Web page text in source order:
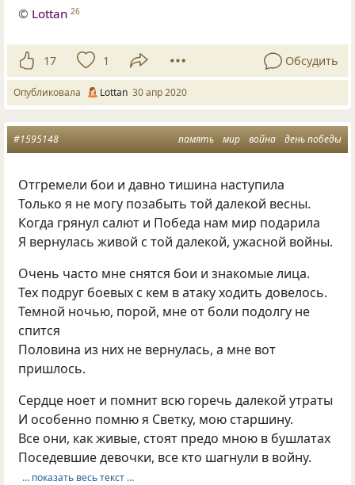
© Lottan 26
17 1 Обсудить
Опубликовала Lottan 30 апр 2020
память мир война день победы
#1595148
Отгремели бои и давно тишина наступила
Только я не могу позабыть той далекой весны.
Когда грянул салют и Победа нам мир подарила
Я вернулась живой с той далекой, ужасной войны.
Очень часто мне снятся бои и знакомые лица.
Тех подруг боевых с кем в атаку ходить довелось.
Темной ночью, порой, мне от боли подолгу не
спится
Половина из них не вернулась, а мне вот
пришлось.
Сердце ноет и помнит всю горечь далекой утраты
И особенно помню я Светку, мою старшину.
Все они, как живые, стоят предо мною в бушлатах
Поседевшие девочки, все кто шагнули в войну.
… показать весь текст …